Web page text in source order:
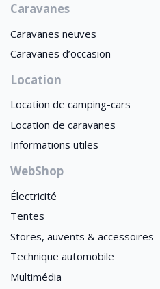
Caravanes
Caravanes neuves
Caravanes d’occasion
Location
Location de camping-cars
Location de caravanes
Informations utiles
WebShop
Électricité
Tentes
Stores, auvents & accessoires
Technique automobile
Multimédia